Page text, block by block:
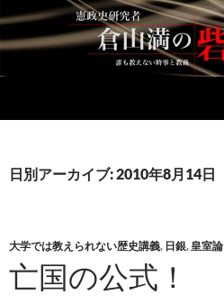
テ
ン
へ
ッ
日別アーカイブ: 2010年8月14日
大学では教えられない歴史講義, 日銀,皇室論
亡国の公式！